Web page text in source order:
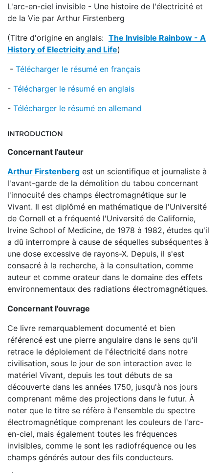
L'arc-en-ciel invisible - Une histoire de l'électricité et
de la Vie par Arthur Firstenberg
(Titre d'origine en anglais: The Invisible Rainbow - A
History of Electricity and Life)
- Télécharger le résumé en français
- Télécharger le résumé en anglais
- Télécharger le résumé en allemand
INTRODUCTION
Concernant l'auteur
Arthur Firstenberg est un scientifique et journaliste à
l'avant-garde de la démolition du tabou concernant
l'innocuité des champs électromagnétique sur le
Vivant. Il est diplômé en mathématique de l'Université
de Cornell et a fréquenté l'Université de Californie,
Irvine School of Medicine, de 1978 à 1982, études qu'il
a dû interrompre à cause de séquelles subséquentes à
une dose excessive de rayons-X. Depuis, il s'est
consacré à la recherche, à la consultation, comme
auteur et comme orateur dans le domaine des effets
environnementaux des radiations électromagnétiques.
Concernant l'ouvrage
Ce livre remarquablement documenté et bien
référencé est une pierre angulaire dans le sens qu'il
retrace le déploiement de l'électricité dans notre
civilisation, sous le jour de son interaction avec le
matériel Vivant, depuis les tout débuts de sa
découverte dans les années 1750, jusqu'à nos jours
comprenant même des projections dans le futur. À
noter que le titre se réfère à l'ensemble du spectre
électromagnétique comprenant les couleurs de l'arc-
en-ciel, mais également toutes les fréquences
invisibles, comme le sont les radiofréquence ou les
champs générés autour des fils conducteurs.